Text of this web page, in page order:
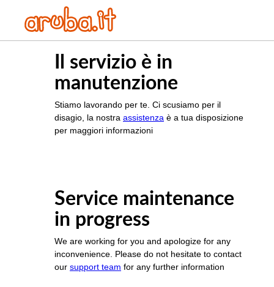
Il servizio è in
manutenzione
Stiamo lavorando per te. Ci scusiamo per il
disagio, la nostra assistenza è a tua disposizione
per maggiori informazioni
Service maintenance
in progress
We are working for you and apologize for any
inconvenience. Please do not hesitate to contact
our support team for any further information